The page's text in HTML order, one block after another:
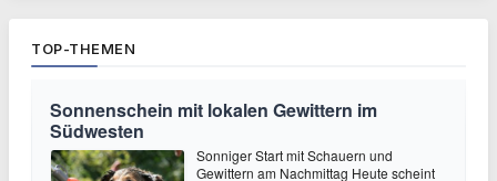
TOP-THEMEN
Sonnenschein mit lokalen Gewittern im
Südwesten
Sonniger Start mit Schauern und
Gewittern am Nachmittag Heute scheint